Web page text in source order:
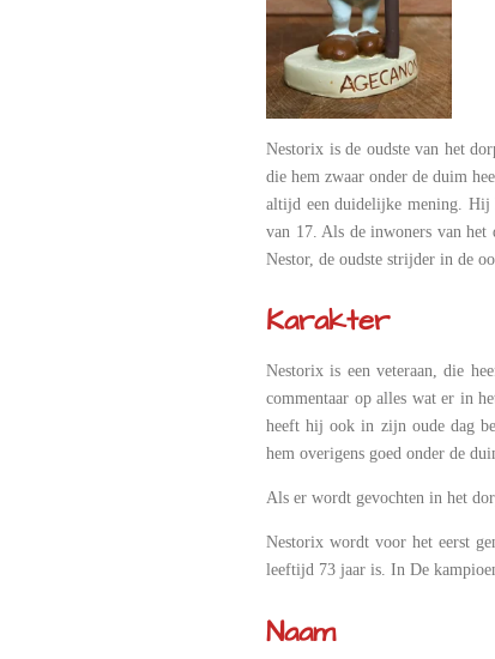
Nestorix is de oudste van het
die hem zwaar onder de duim
altijd een duidelijke mening. Hij
van 17. Als de inwoners van het
Nestor, de oudste strijder in de
Karakter
Nestorix is een veteraan, die
commentaar op alles wat er in
heeft hij ook in zijn oude dag
hem overigens goed onder de
Als er wordt gevochten in het
Nestorix wordt voor het eerst
leeftijd 73 jaar is. In De
Naam